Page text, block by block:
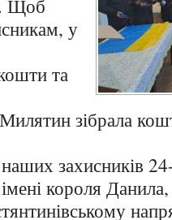
Щоб
у
та
зібрала
захисників
короля